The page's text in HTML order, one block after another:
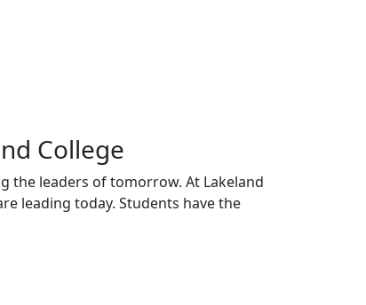
College
the leaders of tomorrow. At Lakeland
leading today. Students have the